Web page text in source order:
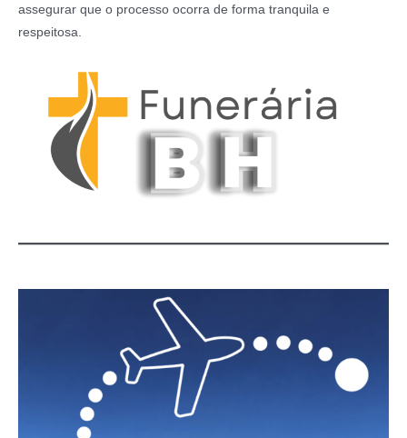
assegurar que o processo ocorra de forma tranquila e
respeitosa.